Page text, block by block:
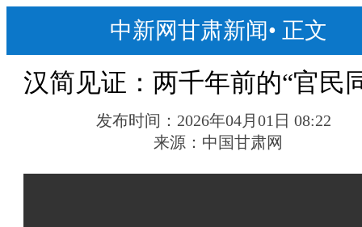
中新网甘肃新闻• 正文
汉简见证：两千年前的“官民
发布时间： 2026年04月01日 08:22
来源： 中国甘肃网